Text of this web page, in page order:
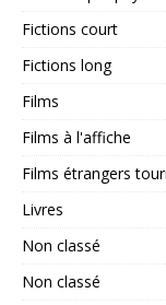
Fictions court
Fictions long
Films
Films à l'affiche
Films étrangers
Livres
Non classé
Non classé